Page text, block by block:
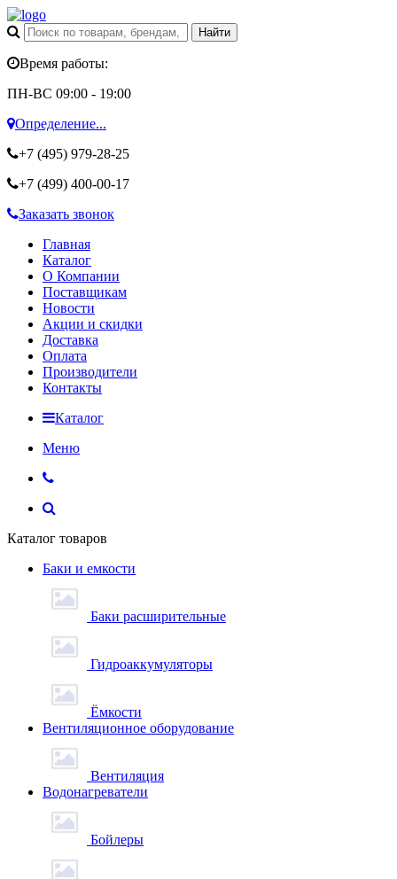
Время работы:
ПН-ВС 09:00 - 19:00
Определение...
+7 (495) 979-28-25
+7 (499) 400-00-17
Заказать звонок
Главная
Каталог
О Компании
Поставщикам
Новости
Акции и скидки
Доставка
Оплата
Производители
Контакты
Каталог
Меню
Каталог товаров
Баки и емкости
Баки расширительные
Гидроаккумуляторы
Ёмкости
Вентиляционное оборудование
Вентиляция
Водонагреватели
Бойлеры